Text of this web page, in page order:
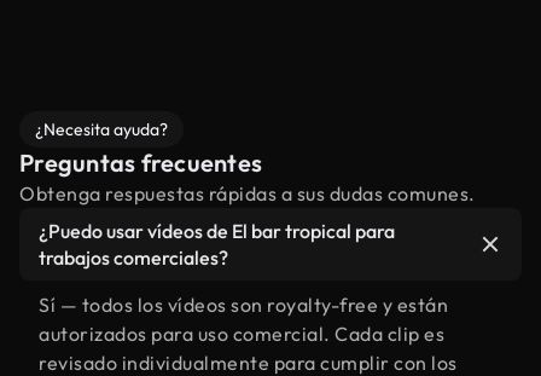
¿Necesita ayuda?
Preguntas frecuentes
Obtenga respuestas rápidas a sus dudas comunes.
¿Puedo usar vídeos de El bar tropical para
trabajos comerciales?
Sí — todos los vídeos son royalty-free y están
autorizados para uso comercial. Cada clip es
revisado individualmente para cumplir con los